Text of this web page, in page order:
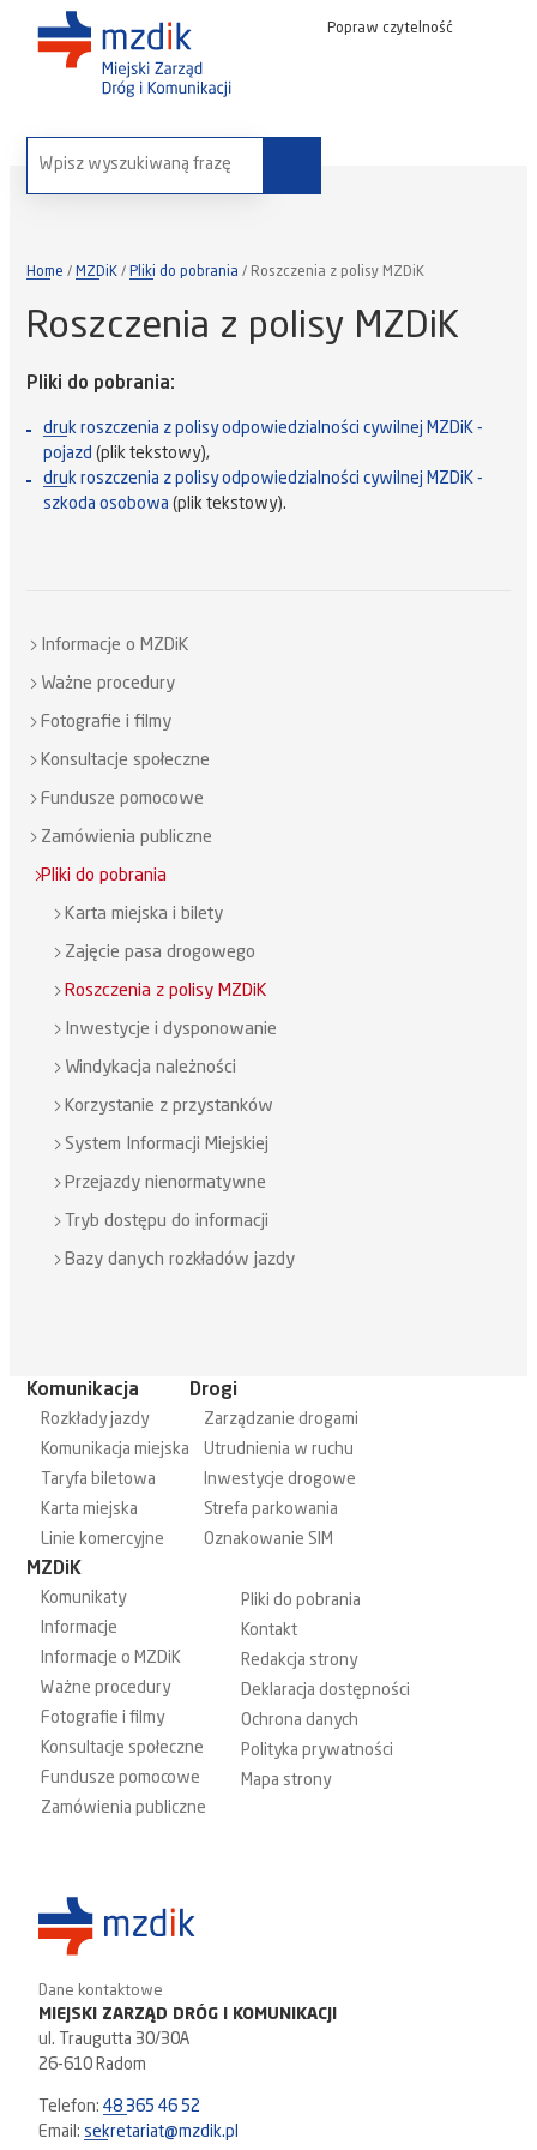
Popraw czytelność
wyszukaj na stronie:
Home MZDiK Pliki do pobrania Roszczenia z polisy MZDiK
Roszczenia z polisy MZDiK
Pliki do pobrania:
druk roszczenia z polisy odpowiedzialności cywilnej MZDiK -
pojazd (plik tekstowy),
druk roszczenia z polisy odpowiedzialności cywilnej MZDiK -
szkoda osobowa (plik tekstowy).
Informacje o MZDiK
Ważne procedury
Fotografie i filmy
Konsultacje społeczne
Fundusze pomocowe
Zamówienia publiczne
Pliki do pobrania
Karta miejska i bilety
Zajęcie pasa drogowego
Roszczenia z polisy MZDiK
Inwestycje i dysponowanie
Windykacja należności
Korzystanie z przystanków
System Informacji Miejskiej
Przejazdy nienormatywne
Tryb dostępu do informacji
Bazy danych rozkładów jazdy
Komunikacja
Rozkłady jazdy
Komunikacja miejska
Taryfa biletowa
Karta miejska
Linie komercyjne
Drogi
Zarządzanie drogami
Utrudnienia w ruchu
Inwestycje drogowe
Strefa parkowania
Oznakowanie SIM
MZDiK
Komunikaty
Informacje
Informacje o MZDiK
Ważne procedury
Fotografie i filmy
Konsultacje społeczne
Fundusze pomocowe
Zamówienia publiczne
Pliki do pobrania
Kontakt
Redakcja strony
Deklaracja dostępności
Ochrona danych
Polityka prywatności
Mapa strony
Dane kontaktowe
MIEJSKI ZARZĄD DRÓG I KOMUNIKACJI
ul. Traugutta 30/30A
26-610 Radom
Telefon:48 365 46 52
Email:sekretariat@mzdik.pl